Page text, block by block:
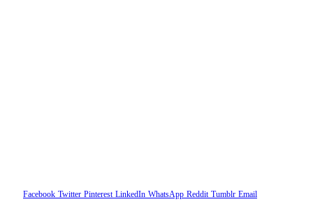
Facebook Twitter Pinterest LinkedIn WhatsApp Reddit Tumblr Email